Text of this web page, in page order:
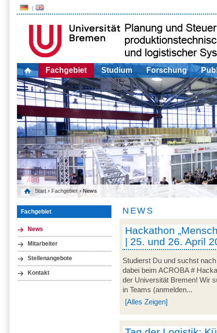
Fachgebiet Studium Forschung
Start › Fachgebiet › News
Fachgebiet
News
Mitarbeiter
Stellenangebote
Kontakt
NEWS
Hackathon
| 25. und 26. April
Studierst Du und suchst
dabei beim ACROBA #
der Universität Bremen! Wir
in Teams (anmelden...
[Alles Zeigen]